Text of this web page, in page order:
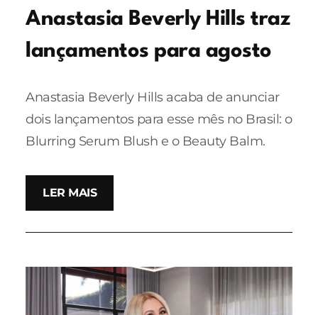
Anastasia Beverly Hills traz
lançamentos para agosto
Anastasia Beverly Hills acaba de anunciar
dois lançamentos para esse mês no Brasil: o
Blurring Serum Blush e o Beauty Balm.
LER MAIS